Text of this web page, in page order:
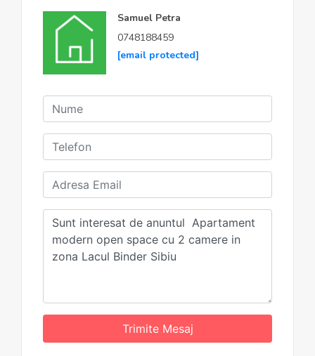
Samuel Petra
0748188459
[email protected]
Trimite Mesaj